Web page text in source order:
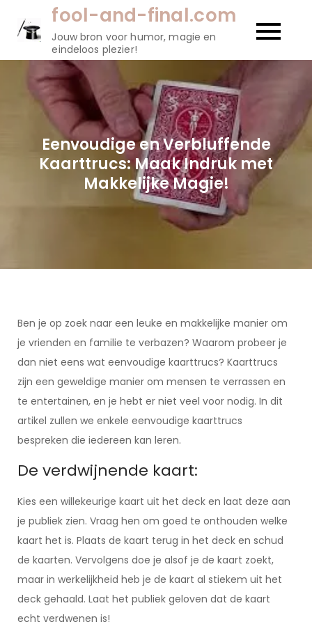
fool-and-final.com
Jouw bron voor humor, magie en
eindeloos plezier!
Eenvoudige en Verbluffende
Kaarttrucs: Maak Indruk met
Makkelijke Magie!
Ben je op zoek naar een leuke en makkelijke manier om
je vrienden en familie te verbazen? Waarom probeer je
dan niet eens wat eenvoudige kaarttrucs? Kaarttrucs
zijn een geweldige manier om mensen te verrassen en
te entertainen, en je hebt er niet veel voor nodig. In dit
artikel zullen we enkele eenvoudige kaarttrucs
bespreken die iedereen kan leren.
De verdwijnende kaart:
Kies een willekeurige kaart uit het deck en laat deze aan
je publiek zien. Vraag hen om goed te onthouden welke
kaart het is. Plaats de kaart terug in het deck en schud
de kaarten. Vervolgens doe je alsof je de kaart zoekt,
maar in werkelijkheid heb je de kaart al stiekem uit het
deck gehaald. Laat het publiek geloven dat de kaart
echt verdwenen is!